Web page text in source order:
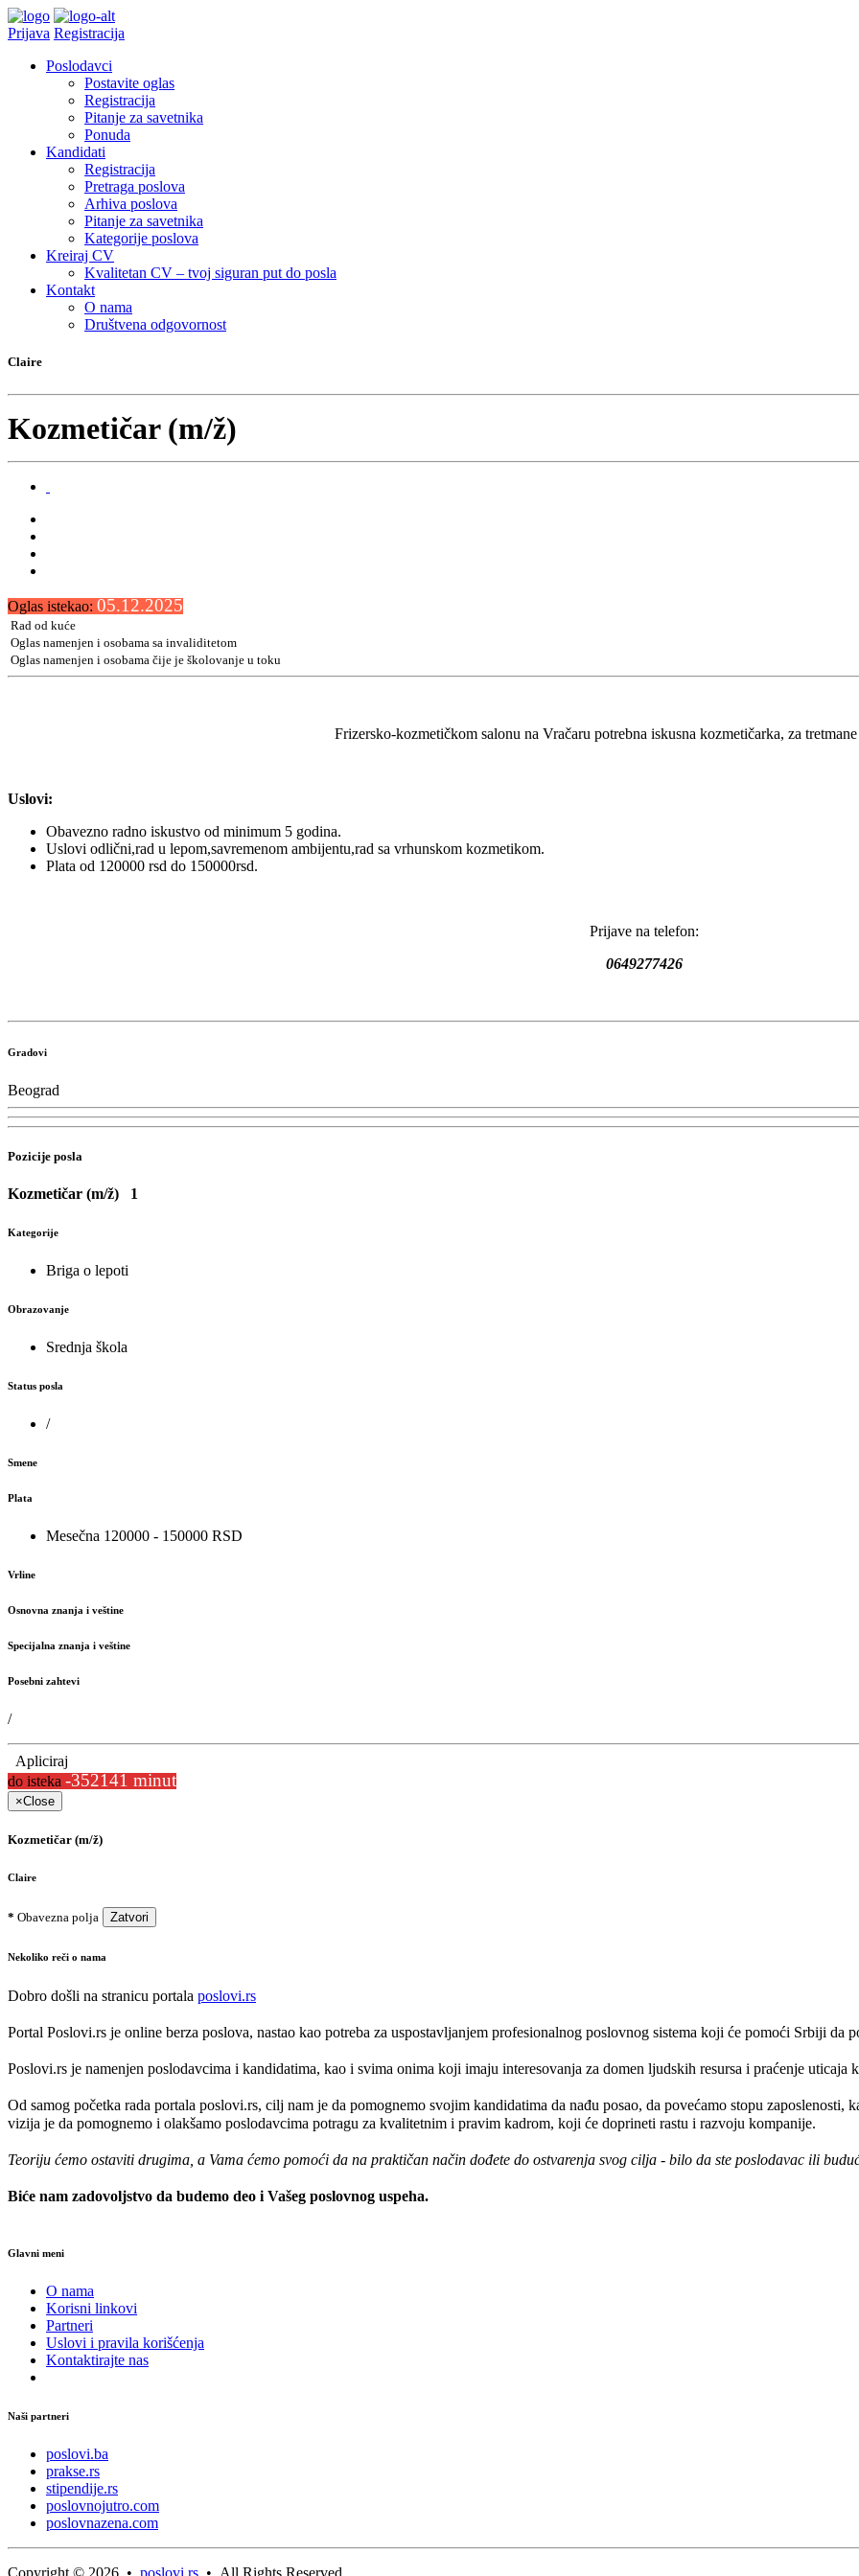
Prijava Registracija
Poslodavci
Postavite oglas
Registracija
Pitanje za savetnika
Ponuda
Kandidati
Registracija
Pretraga poslova
Arhiva poslova
Pitanje za savetnika
Kategorije poslova
Kreiraj CV
Kvalitetan CV – tvoj siguran put do posla
Kontakt
O nama
Društvena odgovornost
Claire
Kozmetičar (m/ž)
Oglas istekao: 05.12.2025
Rad od kuće
Oglas namenjen i osobama sa invaliditetom
Oglas namenjen i osobama čije je školovanje u toku
Frizersko-kozmetičkom salonu na Vračaru potrebna iskusna kozmetičarka, za
Uslovi:
Obavezno radno iskustvo od minimum 5 godina.
Uslovi odlični,rad u lepom,savremenom ambijentu,rad sa vrhunskom kozmetikom.
Plata od 120000 rsd do 150000rsd.
Prijave na telefon:
0649277426
Gradovi
Beograd
Pozicije posla
Kozmetičar (m/ž) 1
Kategorije
Briga o lepoti
Obrazovanje
Srednja škola
Status posla
/
Smene
Plata
Mesečna 120000 - 150000 RSD
Vrline
Osnovna znanja i veštine
Specijalna znanja i veštine
Posebni zahtevi
/
Apliciraj
do isteka -352141 minut
×Close
Kozmetičar (m/ž)
Claire
* Obavezna polja Zatvori
Nekoliko reči o nama
Dobro došli na stranicu portala poslovi.rs
Portal Poslovi.rs je online berza poslova, nastao kao potreba za uspostavljanjem profesionalnog poslovnog sistema koji će pomoći Srbiji da
Poslovi.rs je namenjen poslodavcima i kandidatima, kao i svima onima koji imaju interesovanja za domen ljudskih resursa i praćenje
Od samog početka rada portala poslovi.rs, cilj nam je da pomognemo svojim kandidatima da nađu posao, da povećamo stopu zaposlenosti,
vizija je da pomognemo i olakšamo poslodavcima potragu za kvalitetnim i pravim kadrom, koji će doprineti rastu i razvoju kompanije.
Teoriju ćemo ostaviti drugima, a Vama ćemo pomoći da na praktičan način dođete do ostvarenja svog cilja - bilo da ste poslodavac ili
Biće nam zadovoljstvo da budemo deo i Vašeg poslovnog uspeha.
Glavni meni
O nama
Korisni linkovi
Partneri
Uslovi i pravila korišćenja
Kontaktirajte nas
Naši partneri
poslovi.ba
prakse.rs
stipendije.rs
poslovnojutro.com
poslovnazena.com
Copyright © 2026 • poslovi.rs • All Rights Reserved